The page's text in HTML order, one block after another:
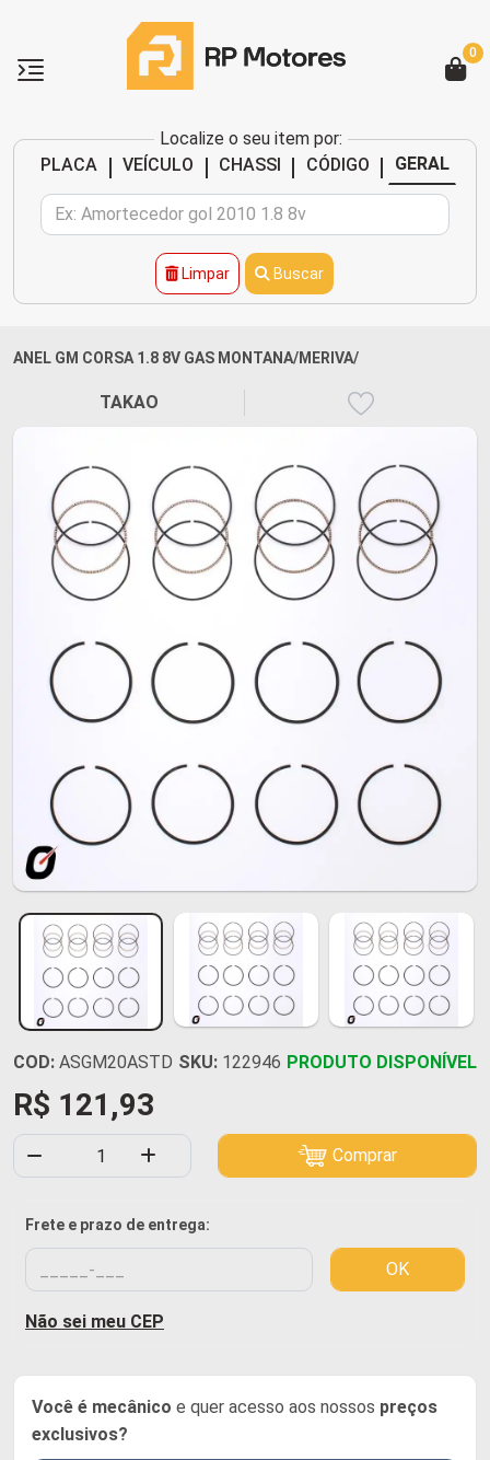
Localize o seu item por:
PLACA
| VEÍCULO | CHASSI | CÓDIGO | GERAL
Limpar Buscar
0
ANEL GM CORSA 1.8 8V GAS MONTANA/MERIVA/
TAKAO
COD: ASGM20ASTD SKU: 122946 PRODUTO DISPONÍVEL
R$ 121,93
Comprar
Frete e prazo de entrega:
OK
Não sei meu CEP
Você é mecânico e quer acesso aos nossos preços
exclusivos?